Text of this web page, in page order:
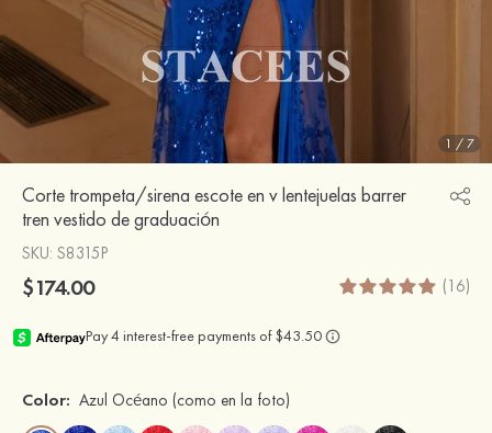
1 /7
Corte trompeta/sirena escote en v lentejuelas barrer
tren vestido de graduación
SKU: S8315P
$174.00 (16)
Color: Azul Océano (como en la foto)